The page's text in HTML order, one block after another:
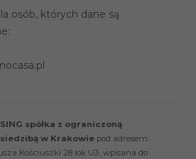
osób, których dane są
spółka z ograniczoną
w Krakowie pod adresem:
Kościuszki 28 lok U3, wpisana do